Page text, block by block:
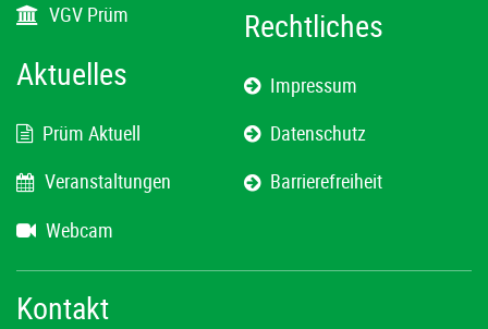
Kontakt
VGV Prüm
Aktuelles
Prüm Aktuell
Veranstaltungen
Webcam
Rechtliches
Impressum
Datenschutz
Barrierefreiheit